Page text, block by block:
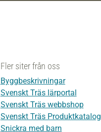
Fler siter från oss
Byggbeskrivningar
Svenskt Träs lärportal
Svenskt Träs webbshop
Svenskt Träs Produktkatalog
Snickra med barn